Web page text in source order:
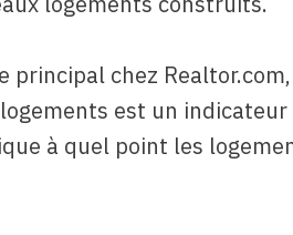
principal chez
est un
à quel point les